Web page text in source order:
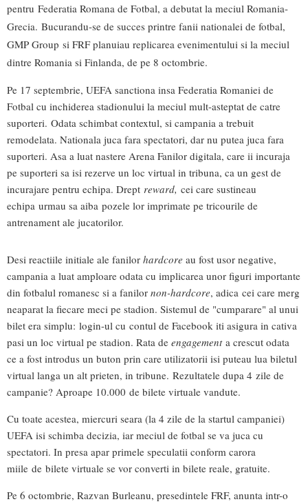
pentru Federatia Romana de Fotbal, a debutat la meciul Romania-
Grecia. Bucurandu-se de succes printre fanii nationalei de fotbal,
GMP Group si FRF planuiau replicarea evenimentului si la meciul
dintre Romania si Finlanda, de pe 8 octombrie.
Pe 17 septembrie, UEFA sanctiona insa Federatia Romaniei de
Fotbal cu inchiderea stadionului la meciul mult-asteptat de catre
suporteri. Odata schimbat contextul, si campania a trebuit
remodelata. Nationala juca fara spectatori, dar nu putea juca fara
suporteri. Asa a luat nastere Arena Fanilor digitala, care ii incuraja
pe suporteri sa isi rezerve un loc virtual in tribuna, ca un gest de
incurajare pentru echipa. Drept reward, cei care sustineau
echipa urmau sa aiba pozele lor imprimate pe tricourile de
antrenament ale jucatorilor.
Desi reactiile initiale ale fanilor hardcore au fost usor negative,
campania a luat amploare odata cu implicarea unor figuri importante
din fotbalul romanesc si a fanilor non-hardcore, adica cei care merg
neaparat la fiecare meci pe stadion. Sistemul de "cumparare" al unui
bilet era simplu: login-ul cu contul de Facebook iti asigura in cativa
pasi un loc virtual pe stadion. Rata de engagement a crescut odata
ce a fost introdus un buton prin care utilizatorii isi puteau lua biletul
virtual langa un alt prieten, in tribune. Rezultatele dupa 4 zile de
campanie? Aproape 10.000 de bilete virtuale vandute.
Cu toate acestea, miercuri seara (la 4 zile de la startul campaniei)
UEFA isi schimba decizia, iar meciul de fotbal se va juca cu
spectatori. In presa apar primele speculatii conform carora
miile de bilete virtuale se vor converti in bilete reale, gratuite.
Pe 6 octombrie, Razvan Burleanu, presedintele FRF, anunta intr-o